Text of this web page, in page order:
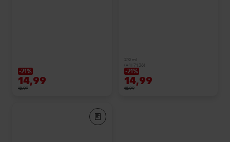
-21%
14,99
18,99
210 ml
(=1 l 71,38)
-21%
14,99
18,99